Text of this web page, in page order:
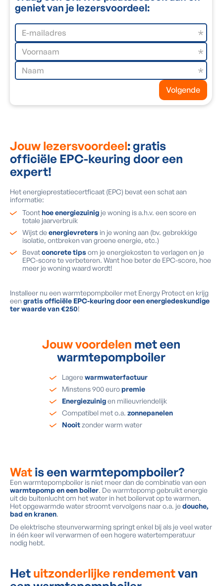
geniet van je lezersvoordeel:
Volgende
Jouw lezersvoordeel: gratis
officiële EPC-keuring door een
expert!
Het energieprestatiecertficaat (EPC) bevat een schat aan
informatie:
Toonthoe energiezuinig je woning is a.h.v. een score en
totale jaarverbruik
Wijst de energievreters in je woning aan (bv. gebrekkige
isolatie, ontbreken van groene energie, etc.)
Bevatconcrete tipsom je energiekosten te verlagen en je
EPC-score te verbeteren. Want hoe beter de EPC-score, hoe
meer je woning waard wordt!
Installeer nu een warmtepompboiler met Energy Protect en krijg
een gratis officiële EPC-keuring door een energiedeskundige
ter waarde van €250!
Jouw voordelen met een
warmtepompboiler
Lagere warmwaterfactuur
Minstens 900 europremie
Energiezuinigen milieuvriendelijk
Compatibel met o.a. zonnepanelen
Nooitzonder warm water
Wat is een warmtepompboiler?
Een warmtepompboiler is niet meer dan de combinatie van een
warmtepomp en een boiler. De warmtepomp gebruikt energie
uit de buitenlucht om het water in het boilervat op te warmen.
Het opgewarmde water stroomt vervolgens naar o.a. je douche,
bad en kranen.
De elektrische steunverwarming springt enkel bij als je veel water
in één keer wil verwarmen of een hogere watertemperatuur
nodig hebt.
Het uitzonderlijke rendementvan